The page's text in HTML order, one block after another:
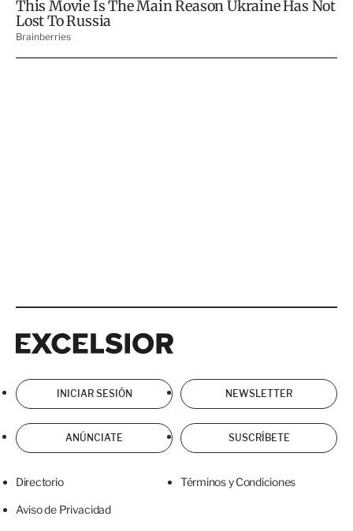
INICIAR SESIÓN NEWSLETTER
ANÚNCIATE SUSCRÍBETE
Directorio Términos y Condiciones
Aviso de Privacidad